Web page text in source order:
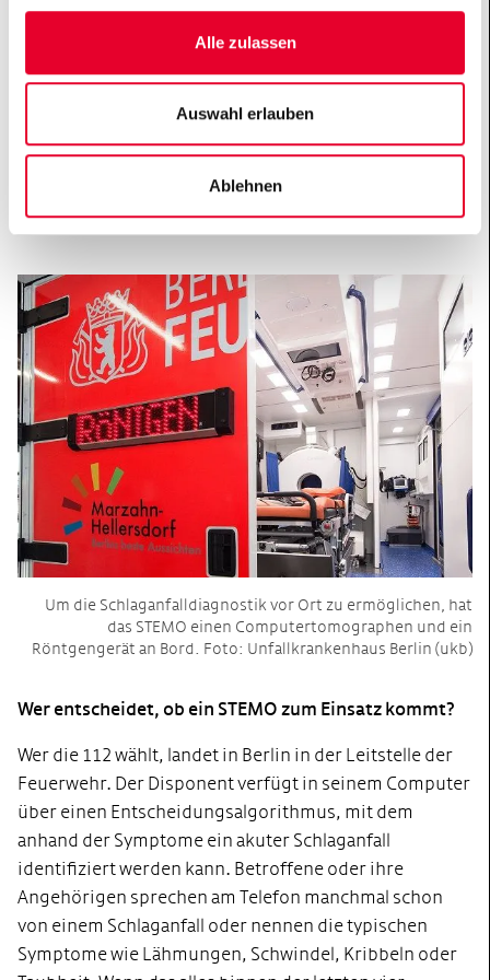
Alle zulassen
Auswahl erlauben
Ablehnen
zufrieden sind. Es deckt sich zudem mit einer ähnlich
konzipierten Studie aus Nordamerika, die gerade
publiziert wurde.
Um die Schlaganfalldiagnostik vor Ort zu ermöglichen, hat
das STEMO einen Computertomographen und ein
Röntgengerät an Bord. Foto: Unfallkrankenhaus Berlin (ukb)
Wer entscheidet, ob ein STEMO zum Einsatz kommt?
Wer die 112 wählt, landet in Berlin in der Leitstelle der
Feuerwehr. Der Disponent verfügt in seinem Computer
über einen Entscheidungsalgorithmus, mit dem
anhand der Symptome ein akuter Schlaganfall
identifiziert werden kann. Betroffene oder ihre
Angehörigen sprechen am Telefon manchmal schon
von einem Schlaganfall oder nennen die typischen
Symptome wie Lähmungen, Schwindel, Kribbeln oder